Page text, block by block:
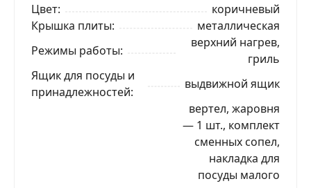
Цвет
коричневый
Крышка плиты
металлическая
Режимы работы
верхний нагрев,
гриль
Ящик для посуды и
принадлежностей
выдвижной ящик
вертел, жаровня
— 1 шт., комплект
сменных сопел,
накладка для
посуды малого